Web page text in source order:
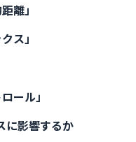
離」
ス」
ール」
に影響するか